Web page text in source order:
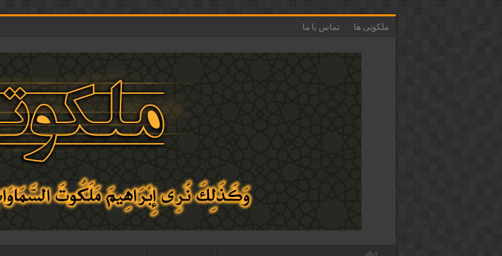
ملکوتی ها تماس با ما